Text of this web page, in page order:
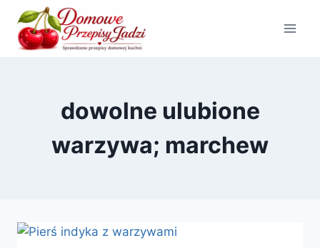
Przejdź
treści
dowolne ulubione
warzywa; marchew